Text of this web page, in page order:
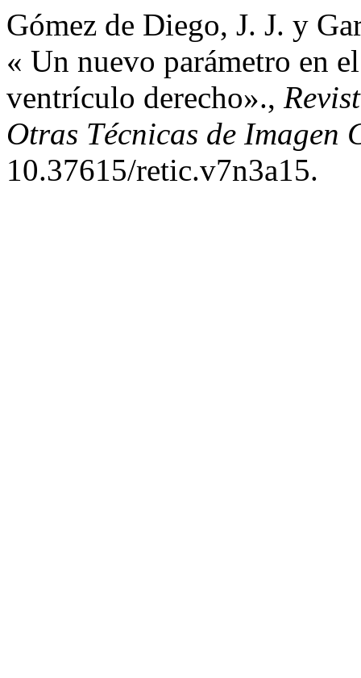
Gómez de Diego, J. J. y
« Un nuevo parámetro en
ventrículo derecho».,
Otras Técnicas de Imagen
10.37615/retic.v7n3a15.